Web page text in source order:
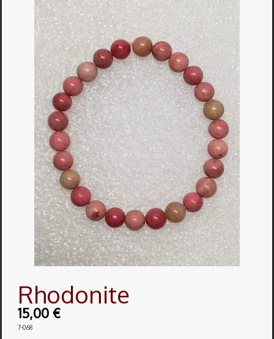
Bagues
Boucles d'oreilles▼
Bracelets ▼
Colliers ▼
Divers▼
Obsidiennes▼
Pendentifs▼
Pierres Nat.▼
Vertus▼
Rhodonite
15,00 €
7-068